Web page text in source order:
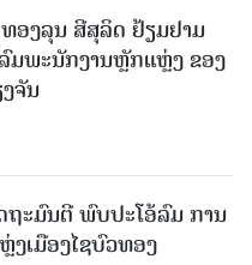
ອງລຸນ ສີສຸລິດ ຢ້ຽມຢາມ
ມພະນັກງານຫຼັກແຫຼ່ງ ຂອງ
ຈັນ
ຖະມົນຕີ ພົບປະໂອ້ລົມ ການ
ເມືອງໄຊບົວທອງ